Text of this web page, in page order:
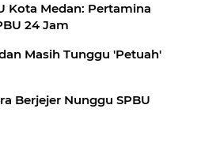
Kota Medan: Pertamina
24 Jam
Masih Tunggu 'Petuah'
Berjejer Nunggu SPBU